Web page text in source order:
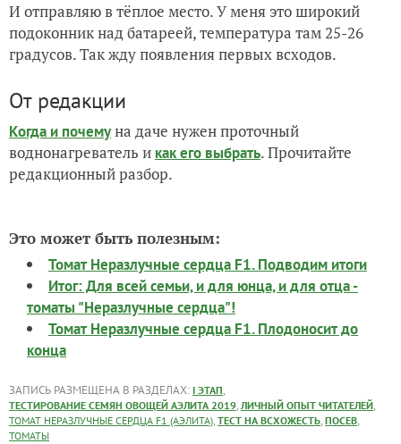
И отправляю в тёплое место. У меня это широкий
подоконник над батареей, температура там 25-26
градусов. Так жду появления первых всходов.
От редакции
Когда и почемуна даче нужен проточный
воднонагреватель и как его выбрать. Прочитайте
редакционный разбор.
Это может быть полезным:
Томат Неразлучные сердца F1. Подводим итоги
Итог: Для всей семьи, и для юнца, и для отца -
томаты "Неразлучные сердца"!
Томат Неразлучные сердца F1. Плодоносит до
конца
ЗАПИСЬ РАЗМЕЩЕНА В РАЗДЕЛАХ: I ЭТАП,
ТЕСТИРОВАНИЕ СЕМЯН ОВОЩЕЙ АЭЛИТА 2019, ЛИЧНЫЙ ОПЫТ ЧИТАТЕЛЕЙ,
ТОМАТ НЕРАЗЛУЧНЫЕ СЕРДЦА F1 (АЭЛИТА), ТЕСТ НА ВСХОЖЕСТЬ, ПОСЕВ,
ТОМАТЫ